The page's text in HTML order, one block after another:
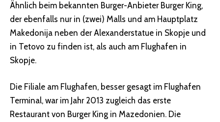
Ähnlich beim bekannten Burger-Anbieter Burger King,
der ebenfalls nur in (zwei) Malls und am Hauptplatz
Makedonija neben der Alexanderstatue in Skopje und
in Tetovo zu finden ist, als auch am Flughafen in
Skopje.
Die Filiale am Flughafen, besser gesagt im Flughafen
Terminal, war im Jahr 2013 zugleich das erste
Restaurant von Burger King in Mazedonien. Die